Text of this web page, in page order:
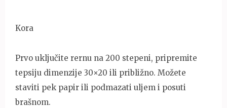
Kora
Prvo uključite rernu na 200 stepeni, pripremite
tepsiju dimenzije 30×20 ili približno. Možete
staviti pek papir ili podmazati uljem i posuti
brašnom.